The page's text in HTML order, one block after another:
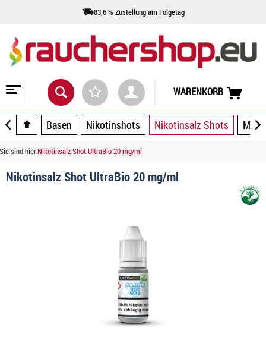
83,6 % Zustellung am Folgetag
WARENKORB
Basen Nikotinshots Nikotinsalz Shots
Sie sind hier:Nikotinsalz Shot UltraBio 20 mg/ml
Nikotinsalz Shot UltraBio 20 mg/ml